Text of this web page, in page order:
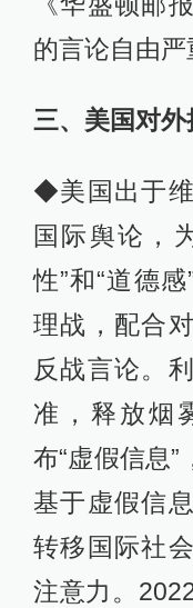
的言论自由严
三、美国对
◆美国出于
国际舆论，
性”和“道德
理战，配合
反战言论。
准，释放烟
布“虚假信息
基于虚假信
转移国际社
注意力。